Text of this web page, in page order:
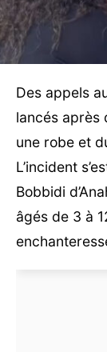
Des appels
lancés après
une robe et
L’incident
Bobbidi
âgés de 3 à